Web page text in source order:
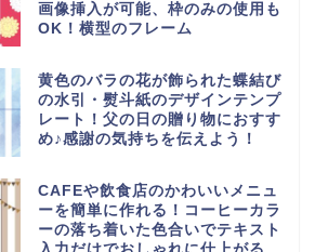
画像挿入が可能、枠のみの使用も
OK！横型のフレーム
黄色のバラの花が飾られた蝶結び
の水引・熨斗紙のデザインテンプ
レート！父の日の贈り物におすす
め♪感謝の気持ちを伝えよう！
CAFEや飲食店のかわいいメニュ
ーを簡単に作れる！コーヒーカラ
ーの落ち着いた色合いでテキスト